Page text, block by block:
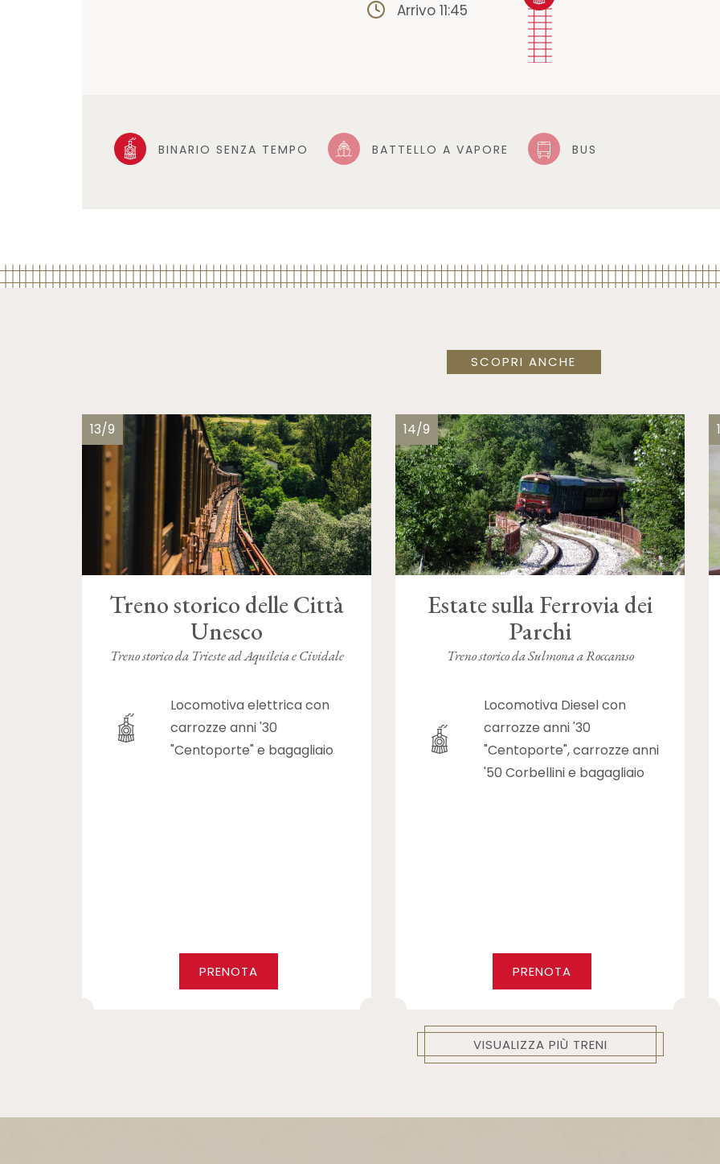
Arrivo 11:45
BINARIO SENZA TEMPO BATTELLO A VAPORE BUS
SCOPRI ANCHE
13/9
Treno storico delle Città
Unesco
Treno storico da Trieste ad Aquileia e Cividale
Locomotiva elettrica con
carrozze anni '30
"Centoporte" e bagagliaio
PRENOTA
14/9
Estate sulla Ferrovia dei
Parchi
Treno storico da Sulmona a Roccaraso
Locomotiva Diesel con
carrozze anni '30
"Centoporte", carrozze anni
'50 Corbellini e bagagliaio
PRENOTA
VISUALIZZA PIÙ TRENI